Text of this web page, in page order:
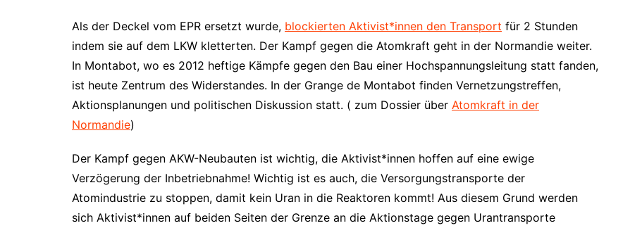
Als der Deckel vom EPR ersetzt wurde, blockierten Aktivist*innen den Transport für 2 Stunden
indem sie auf dem LKW kletterten. Der Kampf gegen die Atomkraft geht in der Normandie weiter.
In Montabot, wo es 2012 heftige Kämpfe gegen den Bau einer Hochspannungsleitung statt fanden,
ist heute Zentrum des Widerstandes. In der Grange de Montabot finden Vernetzungstreffen,
Aktionsplanungen und politischen Diskussion statt. ( zum Dossier über Atomkraft in der
Normandie)
Der Kampf gegen AKW-Neubauten ist wichtig, die Aktivist*innen hoffen auf eine ewige
Verzögerung der Inbetriebnahme! Wichtig ist es auch, die Versorgungstransporte der
Atomindustrie zu stoppen, damit kein Uran in die Reaktoren kommt! Aus diesem Grund werden
sich Aktivist*innen auf beiden Seiten der Grenze an die Aktionstage gegen Urantransporte